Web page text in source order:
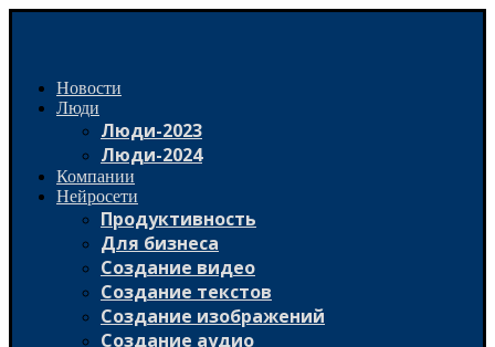
Новости
Люди
Люди-2023
Люди-2024
Компании
Нейросети
Продуктивность
Для бизнеса
Создание видео
Создание текстов
Создание изображений
Создание аудио